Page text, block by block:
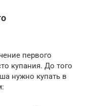
первого
купания. До того
нужно купать в